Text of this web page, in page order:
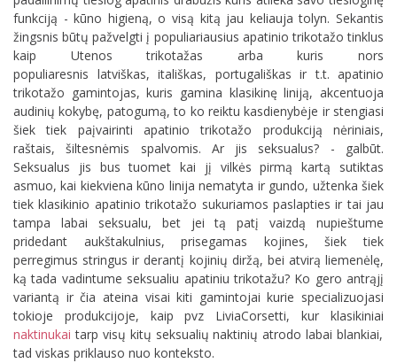
funkciją - kūno higieną, o visą kitą jau keliauja tolyn. Sekantis
žingsnis būtų pažvelgti į populiariausius apatinio trikotažo tinklus
kaip Utenos trikotažas arba kuris nors
populiaresnis latviškas, itališkas, portugališkas ir t.t. apatinio
trikotažo gamintojas, kuris gamina klasikinę liniją, akcentuoja
audinių kokybę, patogumą, to ko reiktu kasdienybėje ir stengiasi
šiek tiek paįvairinti apatinio trikotažo produkciją nėriniais,
raštais, šiltesnėmis spalvomis. Ar jis seksualus? - galbūt.
Seksualus jis bus tuomet kai jį vilkės pirmą kartą sutiktas
asmuo, kai kiekviena kūno linija nematyta ir gundo, užtenka šiek
tiek klasikinio apatinio trikotažo sukuriamos paslapties ir tai jau
tampa labai seksualu, bet jei tą patį vaizdą nupieštume
pridedant aukštakulnius, prisegamas kojines, šiek tiek
perregimus stringus ir derantį kojinių diržą, bei atvirą liemenėlę,
ką tada vadintume seksualiu apatiniu trikotažu? Ko gero antrąjį
variantą ir čia ateina visai kiti gamintojai kurie specializuojasi
tokioje produkcijoje, kaip pvz LiviaCorsetti, kur klasikiniai
naktinukai tarp visų kitų seksualių naktinių atrodo labai blankiai,
tad viskas priklauso nuo konteksto.